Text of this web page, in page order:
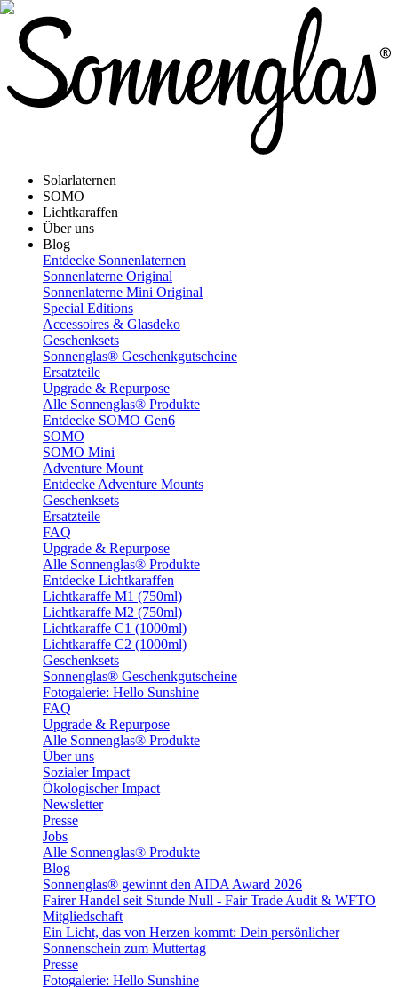
Solarlaternen
SOMO
Lichtkaraffen
Über uns
Blog
Entdecke Sonnenlaternen
Sonnenlaterne Original
Sonnenlaterne Mini Original
Special Editions
Accessoires & Glasdeko
Geschenksets
Sonnenglas® Geschenkgutscheine
Ersatzteile
Upgrade & Repurpose
Alle Sonnenglas® Produkte
Entdecke SOMO Gen6
SOMO
SOMO Mini
Adventure Mount
Entdecke Adventure Mounts
Geschenksets
Ersatzteile
FAQ
Upgrade & Repurpose
Alle Sonnenglas® Produkte
Entdecke Lichtkaraffen
Lichtkaraffe M1 (750ml)
Lichtkaraffe M2 (750ml)
Lichtkaraffe C1 (1000ml)
Lichtkaraffe C2 (1000ml)
Geschenksets
Sonnenglas® Geschenkgutscheine
Fotogalerie: Hello Sunshine
FAQ
Upgrade & Repurpose
Alle Sonnenglas® Produkte
Über uns
Sozialer Impact
Ökologischer Impact
Newsletter
Presse
Jobs
Alle Sonnenglas® Produkte
Blog
Sonnenglas® gewinnt den AIDA Award 2026
Fairer Handel seit Stunde Null - Fair Trade Audit & WFTO
Mitgliedschaft
Ein Licht, das von Herzen kommt: Dein persönlicher
Sonnenschein zum Muttertag
Presse
Fotogalerie: Hello Sunshine